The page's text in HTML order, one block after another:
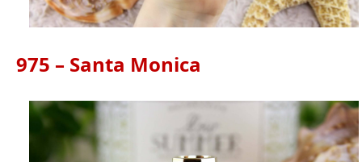
975 – Santa Monica